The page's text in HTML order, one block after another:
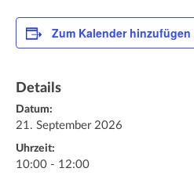
Zum Kalender hinzufügen
Details
Datum:
21. September 2026
Uhrzeit:
10:00 - 12:00